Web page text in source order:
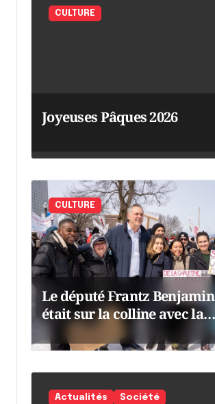
CULTURE
Joyeuses Pâques 2026
CULTURE
Le député Frantz Benjamin
était sur la colline avec la
chaumine
Actualités Société